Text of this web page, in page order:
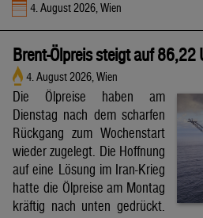
4. August 2026, Wien
Brent-Ölpreis steigt auf 86,22
4. August 2026, Wien
Die Ölpreise haben am
Dienstag nach dem scharfen
Rückgang zum Wochenstart
wieder zugelegt. Die Hoffnung
auf eine Lösung im Iran-Krieg
hatte die Ölpreise am Montag
kräftig nach unten gedrückt.